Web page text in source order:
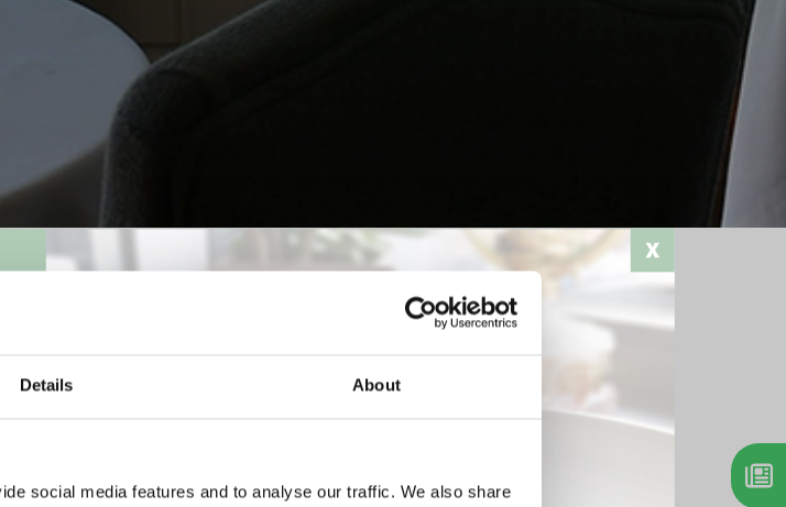
Details About
social media features and to analyse our traffic. We also share